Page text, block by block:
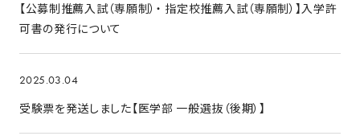
【公募制推薦入試（専願制）・ 指定校推薦入試（専願制）】入学許
可書の発行について
2025.03.04
受験票を発送しました【医学部 一般選抜（後期）】